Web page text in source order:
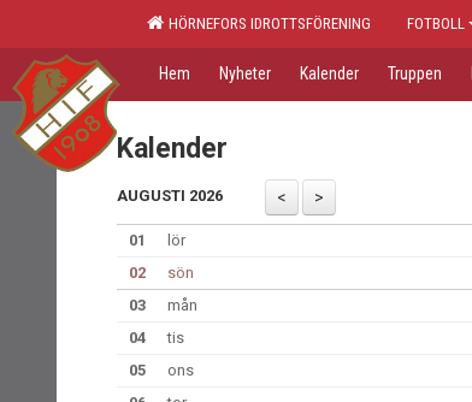
HÖRNEFORS IDROTTSFÖRENING FOTBOLL
Hem Nyheter Kalender Truppen
Kalender
AUGUSTI 2026
01
lör
02
sön
03
mån
04
tis
05
ons